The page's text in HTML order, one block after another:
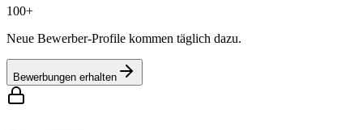
100+
Neue Bewerber-Profile kommen täglich dazu.
Bewerbungen erhalten